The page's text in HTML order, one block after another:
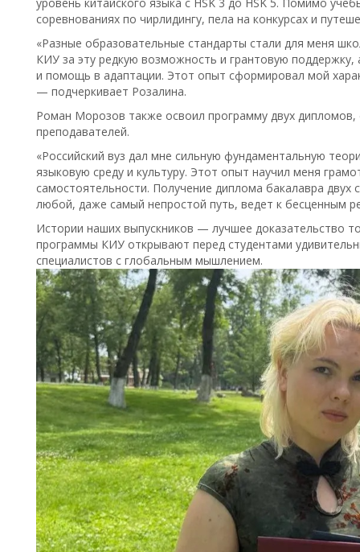
соревнованиях по чирлидингу, пела на конкурсах и
«Разные образовательные стандарты стали для меня
КИУ за эту редкую возможность и грантовую
и помощь в адаптации. Этот опыт сформировал мой
— подчеркивает Розалина.
Роман Морозов также освоил программу двух дипломов,
преподавателей.
«Российский вуз дал мне сильную фундаментальную
языковую среду и культуру. Этот опыт научил меня
самостоятельности. Получение диплома бакалавра
любой, даже самый непростой путь, ведет к бесценным
Истории наших выпускников — лучшее доказательство
программы КИУ открывают перед студентами
специалистов с глобальным мышлением.